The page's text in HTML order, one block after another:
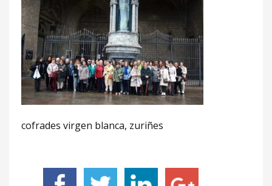
cofrades virgen blanca, zuriñes